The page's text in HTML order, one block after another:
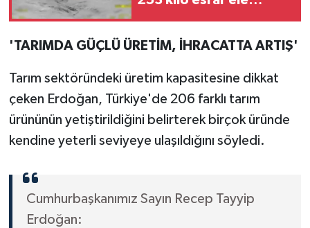
'TARIMDA GÜÇLÜ ÜRETİM, İHRACATTA ARTIŞ'
Tarım sektöründeki üretim kapasitesine dikkat
çeken Erdoğan, Türkiye'de 206 farklı tarım
ürününün yetiştirildiğini belirterek birçok üründe
kendine yeterli seviyeye ulaşıldığını söyledi.
Cumhurbaşkanımız Sayın Recep Tayyip
Erdoğan: